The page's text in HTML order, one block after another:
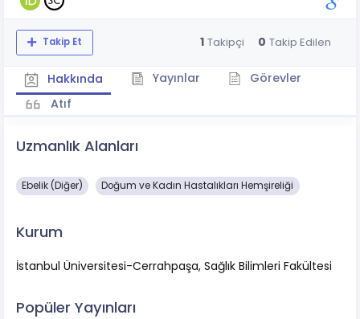
Takip Et 1 Takipçi 0 Takip Edilen
Hakkında Yayınlar
Görevler
Atıf
Uzmanlık Alanları
Ebelik (Diğer) Doğum ve Kadın Hastalıkları Hemşireliği
Kurum
İstanbul Üniversitesi-Cerrahpaşa, Sağlık Bilimleri Fakültesi
Popüler Yayınları